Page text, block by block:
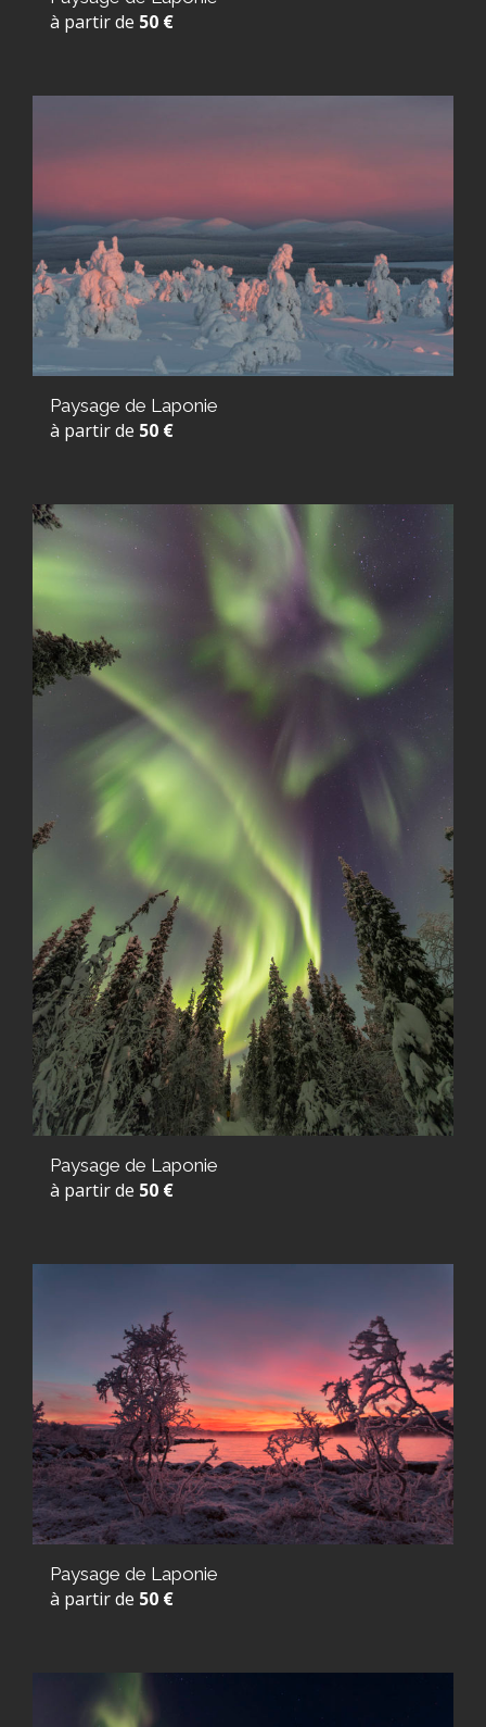
à partir de 50 €
Paysage de Laponie
à partir de 50 €
Paysage de Laponie
à partir de 50 €
Paysage de Laponie
à partir de 50 €